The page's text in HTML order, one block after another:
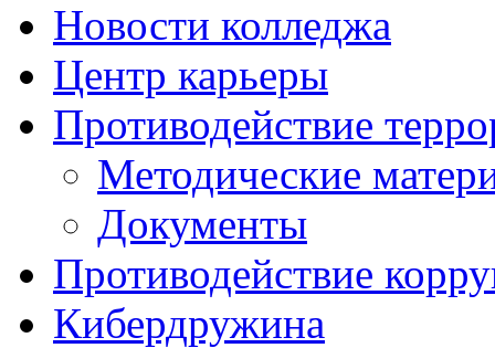
Новости колледжа
Центр карьеры
Противодействие
Методические
Документы
Противодействие
Кибердружина